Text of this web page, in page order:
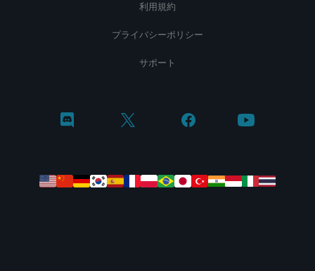
利用規約
プライバシーポリシー
サポート